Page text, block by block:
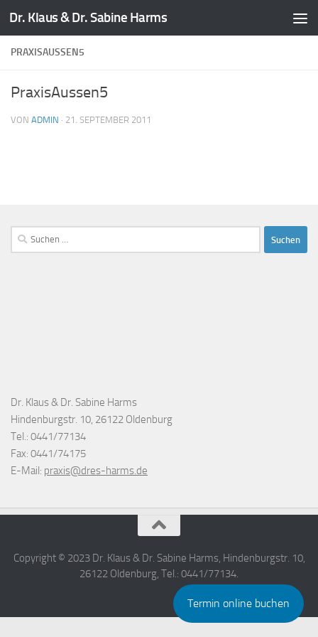
Zum Inhalt springen
Dr. Klaus & Dr. Sabine Harms
PRAXISAUSSEN5
PraxisAussen5
VON ADMIN · 21. SEPTEMBER 2011
Suchen
nach:
Dr. Klaus & Dr. Sabine Harms
Hindenburgstr. 10, 26122 Oldenburg
Tel.: 0441/77134
Fax: 0441/74175
E-Mail: praxis@dres-harms.de
Copyright © 2023 Dr. Klaus & Dr. Sabine Harms, Hindenburgstr. 10,
26122 Oldenburg, Tel.: 0441/77134.
Termin online buchen